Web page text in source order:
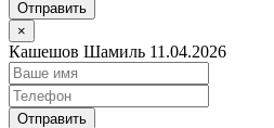
Отправить
×
Кашешов Шамиль 11.04.2026
Отправить